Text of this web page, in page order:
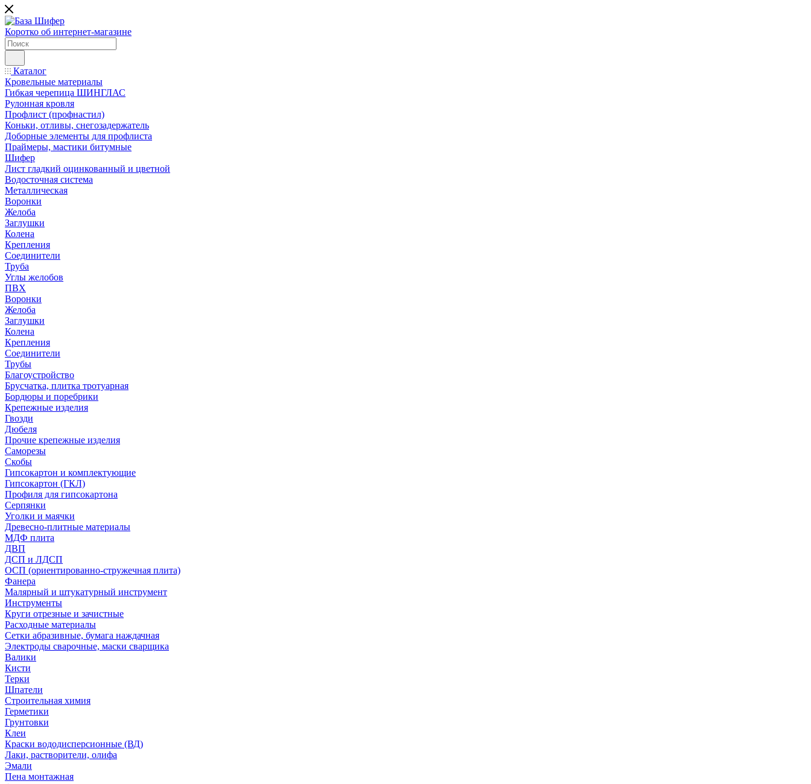
Коротко об интернет-магазине
Каталог
Кровельные материалы
Гибкая черепица ШИНГЛАС
Рулонная кровля
Профлист (профнастил)
Коньки, отливы, снегозадержатель
Доборные элементы для профлиста
Праймеры, мастики битумные
Шифер
Лист гладкий оцинкованный и цветной
Водосточная система
Металлическая
Воронки
Желоба
Заглушки
Колена
Крепления
Соединители
Труба
Углы желобов
ПВХ
Воронки
Желоба
Заглушки
Колена
Крепления
Соединители
Трубы
Благоустройство
Брусчатка, плитка тротуарная
Бордюры и поребрики
Крепежные изделия
Гвозди
Дюбеля
Прочие крепежные изделия
Саморезы
Скобы
Гипсокартон и комплектующие
Гипсокартон (ГКЛ)
Профиля для гипсокартона
Серпянки
Уголки и маячки
Древесно-плитные материалы
МДФ плита
ДВП
ДСП и ЛДСП
ОСП (ориентированно-стружечная плита)
Фанера
Малярный и штукатурный инструмент
Инструменты
Круги отрезные и зачистные
Расходные материалы
Сетки абразивные, бумага наждачная
Электроды сварочные, маски сварщика
Валики
Кисти
Терки
Шпатели
Строительная химия
Герметики
Грунтовки
Клеи
Краски вододисперсионные (ВД)
Лаки, растворители, олифа
Эмали
Пена монтажная